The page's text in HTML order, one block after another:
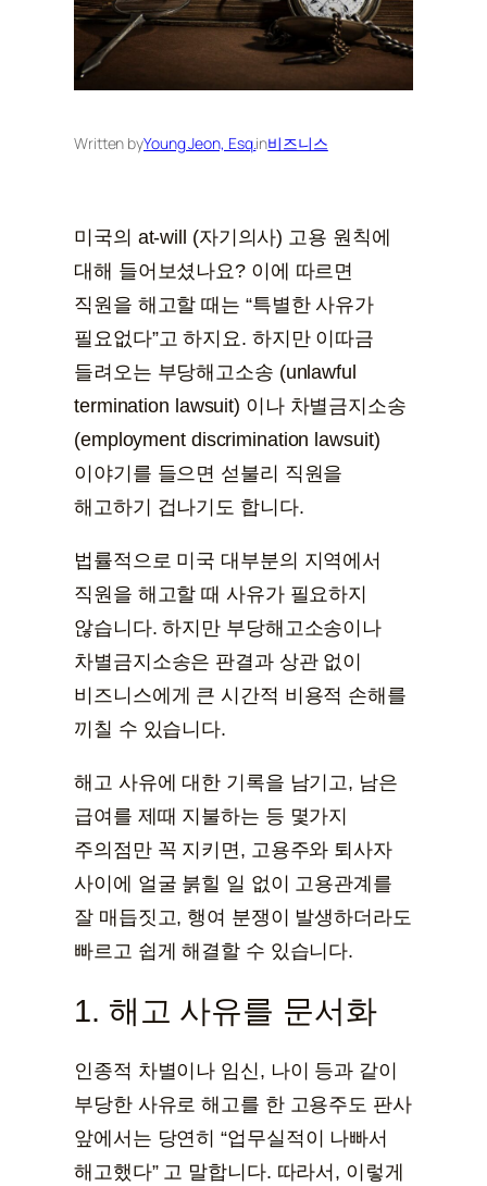
Written byYoung Jeon, Esq.in비즈니스
미국의 at-will (자기의사) 고용 원칙에
대해 들어보셨나요? 이에 따르면
직원을 해고할 때는 “특별한 사유가
필요없다”고 하지요. 하지만 이따금
들려오는 부당해고소송 (unlawful
termination lawsuit) 이나 차별금지소송
(employment discrimination lawsuit)
이야기를 들으면 섣불리 직원을
해고하기 겁나기도 합니다.
법률적으로 미국 대부분의 지역에서
직원을 해고할 때 사유가 필요하지
않습니다. 하지만 부당해고소송이나
차별금지소송은 판결과 상관 없이
비즈니스에게 큰 시간적 비용적 손해를
끼칠 수 있습니다.
해고 사유에 대한 기록을 남기고, 남은
급여를 제때 지불하는 등 몇가지
주의점만 꼭 지키면, 고용주와 퇴사자
사이에 얼굴 붉힐 일 없이 고용관계를
잘 매듭짓고, 행여 분쟁이 발생하더라도
빠르고 쉽게 해결할 수 있습니다.
1. 해고 사유를 문서화
인종적 차별이나 임신, 나이 등과 같이
부당한 사유로 해고를 한 고용주도 판사
앞에서는 당연히 “업무실적이 나빠서
해고했다” 고 말합니다. 따라서, 이렇게